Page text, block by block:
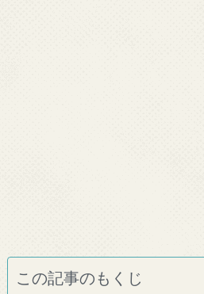
この記事のもくじ